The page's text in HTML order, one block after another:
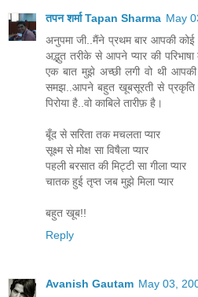
तपन शर्मा Tapan Sharma May
अनुपमा जी..मैंने प्रथम बार आपकी
अद्भुत तरीके से आपने प्यार की
एक बात मुझे अच्छी लगी वो थी
समझ..आपने बहुत खूबसूरती से प्रकृति
पिरोया है..वो काबिले तारीफ़ है।
बूँद से सरिता तक मचलता प्यार
सूक्ष्म से मोक्ष सा विषैला प्यार
पहली बरसात की मिट्टी सा गीला प्यार
चातक हुई तृप्त जब मुझे मिला प्यार
बहुत खूब!!
Reply
Avanish Gautam May 03,